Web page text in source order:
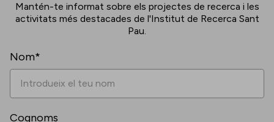
Mantén-te informat sobre els projectes de recerca i les
activitats més destacades de l'Institut de Recerca Sant
Pau.
Nom*
Cognoms